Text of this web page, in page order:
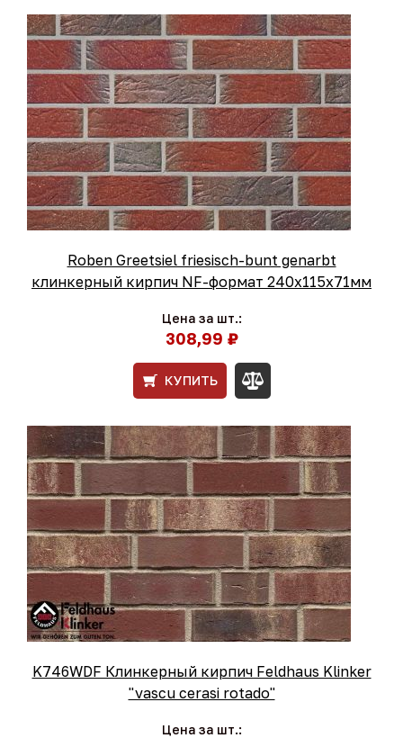
Roben Greetsiel friesisch-bunt genarbt
клинкерный кирпич NF-формат 240x115x71мм
Цена за шт.:
308,99 ₽
КУПИТЬ
K746WDF Клинкерный кирпич Feldhaus Klinker
"vascu cerasi rotado"
Цена за шт.: